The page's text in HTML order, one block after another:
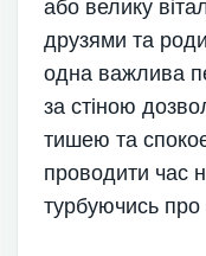
або велику
друзями та
одна важлива
за стіною
тишею та
проводити час
турбуючись про